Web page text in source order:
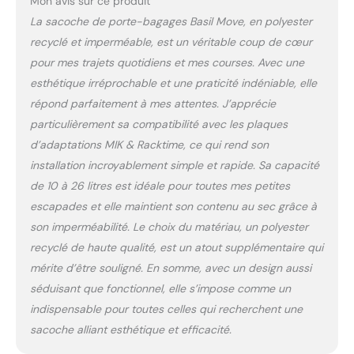
La sacoche de porte-bagages Basil Move, en polyester
recyclé et imperméable, est un véritable coup de cœur
pour mes trajets quotidiens et mes courses. Avec une
esthétique irréprochable et une praticité indéniable, elle
répond parfaitement à mes attentes. J’apprécie
particulièrement sa compatibilité avec les plaques
d’adaptations MIK & Racktime, ce qui rend son
installation incroyablement simple et rapide. Sa capacité
de 10 à 26 litres est idéale pour toutes mes petites
escapades et elle maintient son contenu au sec grâce à
son imperméabilité. Le choix du matériau, un polyester
recyclé de haute qualité, est un atout supplémentaire qui
mérite d’être souligné. En somme, avec un design aussi
séduisant que fonctionnel, elle s’impose comme un
indispensable pour toutes celles qui recherchent une
sacoche alliant esthétique et efficacité.